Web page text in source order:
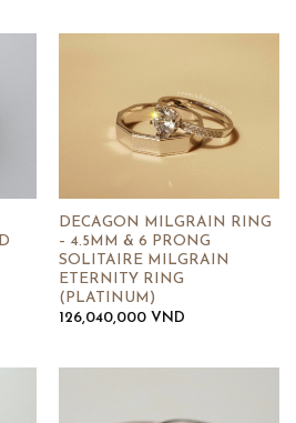
DECAGON MILGRAIN RING
– 4.5MM & 6 PRONG
SOLITAIRE MILGRAIN
ETERNITY RING
(PLATINUM)
126,040,000 VND